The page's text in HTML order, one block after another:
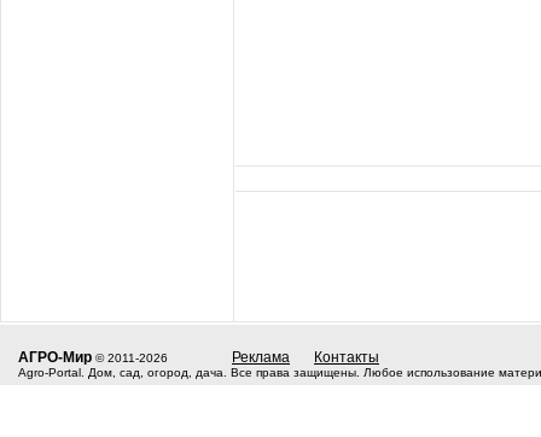
АГРО-Мир © 2011-2026 Реклама Контакты
Agro-Portal. Дом, сад, огород, дача. Все права защищены. Любое использование